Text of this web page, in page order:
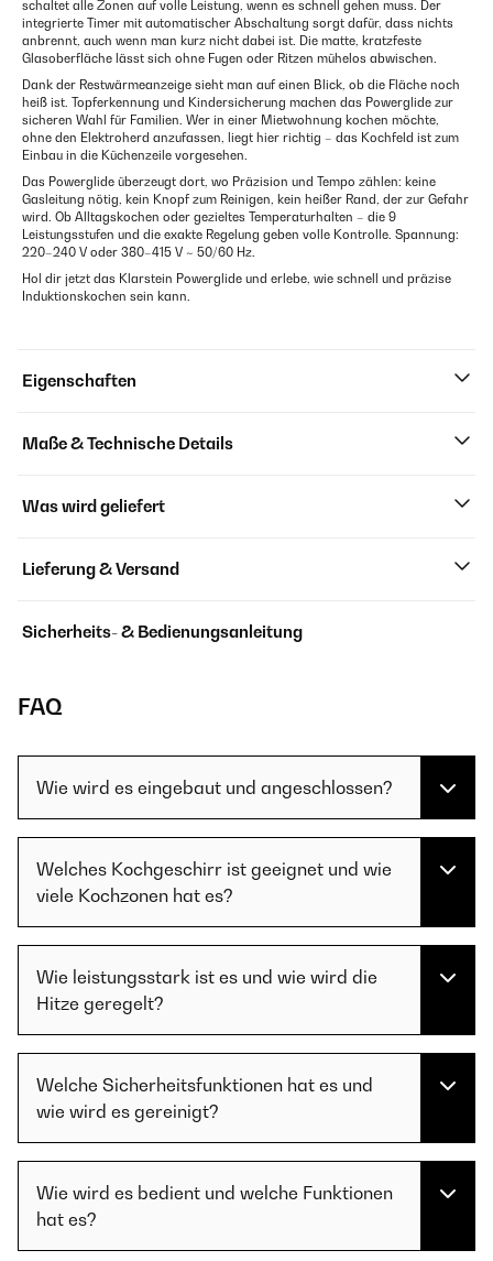
schaltet alle Zonen auf volle Leistung, wenn es schnell gehen muss. Der
integrierte Timer mit automatischer Abschaltung sorgt dafür, dass nichts
anbrennt, auch wenn man kurz nicht dabei ist. Die matte, kratzfeste
Glasoberfläche lässt sich ohne Fugen oder Ritzen mühelos abwischen.
Dank der Restwärmeanzeige sieht man auf einen Blick, ob die Fläche noch
heiß ist. Topferkennung und Kindersicherung machen das Powerglide zur
sicheren Wahl für Familien. Wer in einer Mietwohnung kochen möchte,
ohne den Elektroherd anzufassen, liegt hier richtig – das Kochfeld ist zum
Einbau in die Küchenzeile vorgesehen.
Das Powerglide überzeugt dort, wo Präzision und Tempo zählen: keine
Gasleitung nötig, kein Knopf zum Reinigen, kein heißer Rand, der zur Gefahr
wird. Ob Alltagskochen oder gezieltes Temperaturhalten – die 9
Leistungsstufen und die exakte Regelung geben volle Kontrolle. Spannung:
220–240 V oder 380–415 V ~ 50/60 Hz.
Hol dir jetzt das Klarstein Powerglide und erlebe, wie schnell und präzise
Induktionskochen sein kann.
Eigenschaften
Maße & Technische Details
Was wird geliefert
Lieferung & Versand
Sicherheits- & Bedienungsanleitung
FAQ
Wie wird es eingebaut und angeschlossen?
Welches Kochgeschirr ist geeignet und wie
viele Kochzonen hat es?
Wie leistungsstark ist es und wie wird die
Hitze geregelt?
Welche Sicherheitsfunktionen hat es und
wie wird es gereinigt?
Wie wird es bedient und welche Funktionen
hat es?